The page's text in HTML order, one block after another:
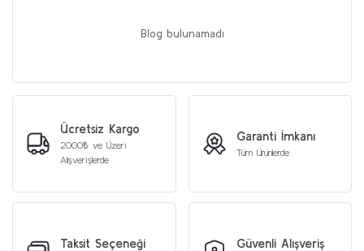
Blog bulunamadı
Ücretsiz Kargo
2000₺ ve Üzeri
Alışverişlerde
Garanti İmkanı
Tüm Ürünlerde
Taksit Seçeneği Güvenli Alışveriş